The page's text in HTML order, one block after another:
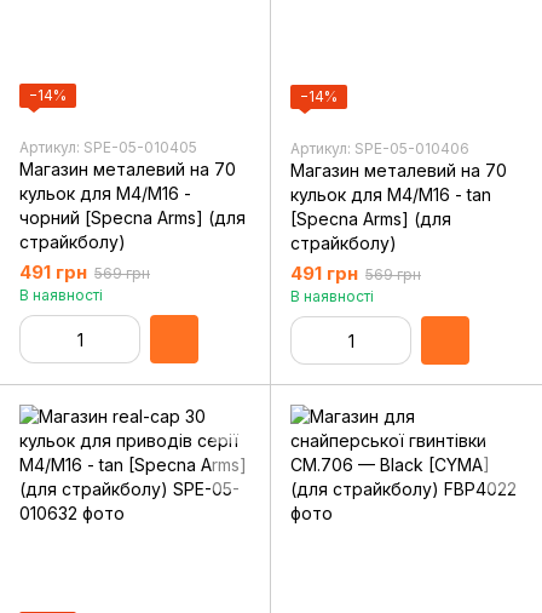
−14%
Артикул: SPE-05-010405
Магазин металевий на 70
кульок для M4/M16 -
чорний [Specna Arms] (для
страйкболу)
491 грн 569 грн
В наявності
−14%
Артикул: SPE-05-010406
Магазин металевий на 70
кульок для M4/M16 - tan
[Specna Arms] (для
страйкболу)
491 грн 569 грн
В наявності